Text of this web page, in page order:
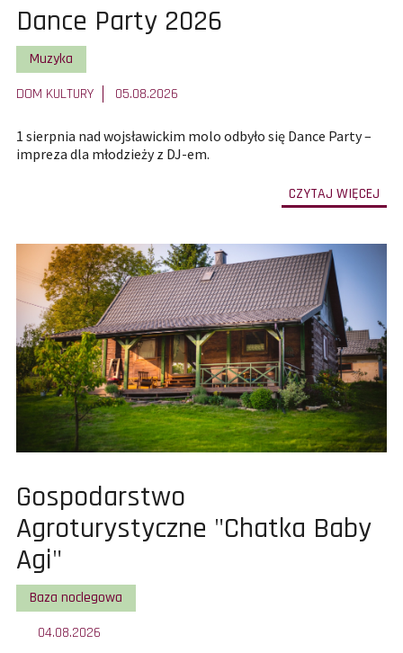
Pokaż
całą
treść
artykułu:
Dance Party 2026
Pokaż wszystkie artykuły z kategorii
Muzyka
DOM KULTURY
05.08.2026
1 sierpnia nad wojsławickim molo odbyło się Dance Party –
impreza dla młodzieży z DJ-em.
CZYTAJ WIĘCEJ
do
Pokaż
całą
treść
artykułu:
Gospodarstwo
Agroturystyczne "Chatka Baby
Agi"
Pokaż wszystkie artykuły z kategorii
Baza noclegowa
04.08.2026